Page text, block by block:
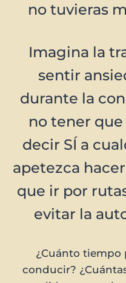
no tuvieras
Imagina la
sentir
durante la
no tener que
decir SÍ a
apetezca
que ir por
evitar la
¿Cuánto tiempo
conducir?